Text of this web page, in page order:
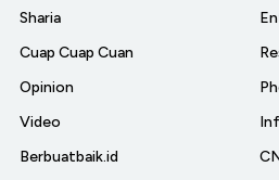
Sharia
Cuap Cuap Cuan
Opinion
Video
Berbuatbaik.id